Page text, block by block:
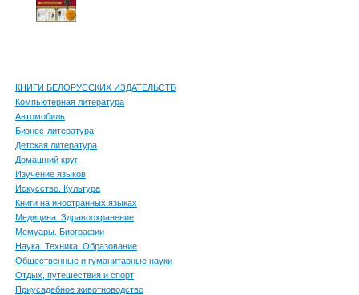
КНИГИ БЕЛОРУССКИХ ИЗДАТЕЛЬСТВ
Компьютерная литература
Автомобиль
Бизнес-литература
Детская литература
Домашний круг
Изучение языков
Искусство. Культура
Книги на иностранных языках
Медицина. Здравоохранение
Мемуары. Биографии
Наука. Техника. Образование
Общественные и гуманитарные науки
Отдых, путешествия и спорт
Приусадебное животноводство